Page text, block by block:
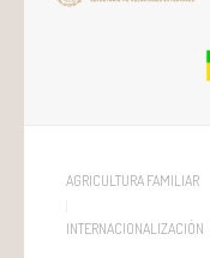
AGRICULTURA FAMILIAR
INTERNACIONALIZACIÓN